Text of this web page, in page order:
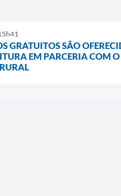
GRATUITOS SÃO
EM PARCERIA COM O